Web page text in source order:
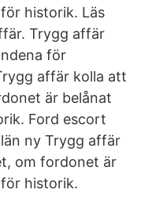
historik. Läs
Trygg affär
för
affär kolla att
är belånat
Ford escort
ny Trygg affär
om fordonet är
historik.